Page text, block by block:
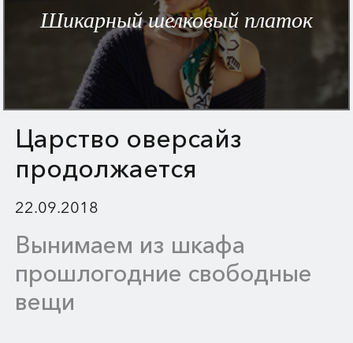
Шикарный шелковый платок
Царство оверсайз
продолжается
22.09.2018
Вынимаем из шкафа
прошлогодние свободные
вещи